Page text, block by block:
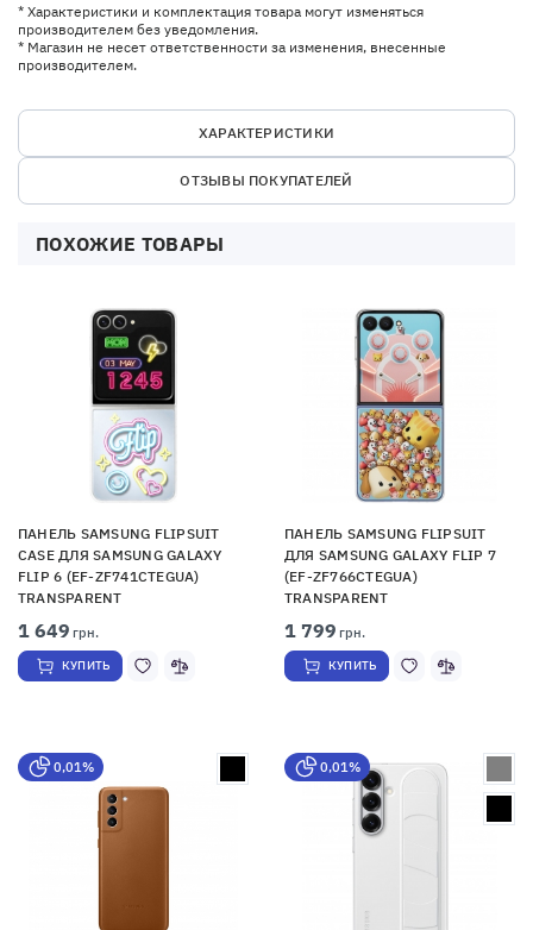
* Характеристики и комплектация товара могут изменяться
производителем без уведомления.
* Магазин не несет ответственности за изменения, внесенные
производителем.
ХАРАКТЕРИСТИКИ
ОТЗЫВЫ ПОКУПАТЕЛЕЙ
ПОХОЖИЕ ТОВАРЫ
ПАНЕЛЬ SAMSUNG FLIPSUIT
CASE ДЛЯ SAMSUNG GALAXY
FLIP 6 (EF-ZF741CTEGUA)
TRANSPARENT
1 649 грн.
КУПИТЬ
ПАНЕЛЬ SAMSUNG FLIPSUIT
ДЛЯ SAMSUNG GALAXY FLIP 7
(EF-ZF766CTEGUA)
TRANSPARENT
1 799 грн.
КУПИТЬ
0,01% 0,01%